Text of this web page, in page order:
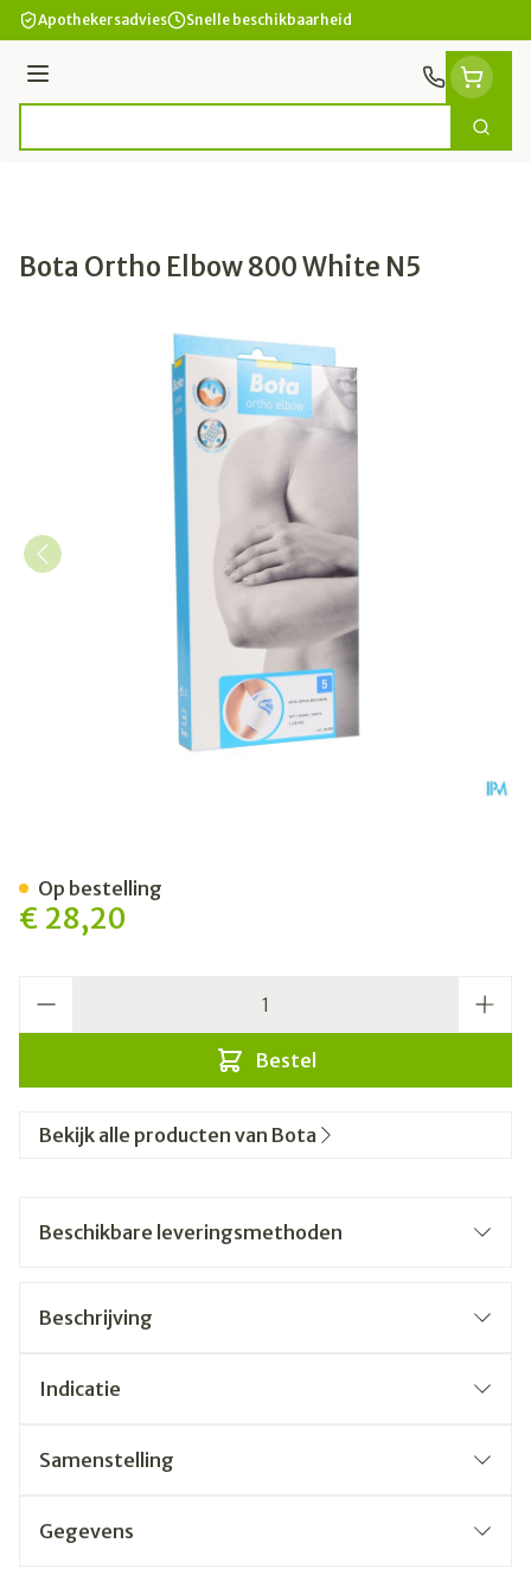
Ga naar de inhoud
Apothekersadvies Snelle beschikbaarheid
Menu
Zoek
Bota Ortho Elbow 800 White N5
€ 28,20
Bestel
Op bestelling
Bekijk alle producten van Bota
Beschikbare leveringsmethoden
Beschrijving
Indicatie
Samenstelling
Gegevens